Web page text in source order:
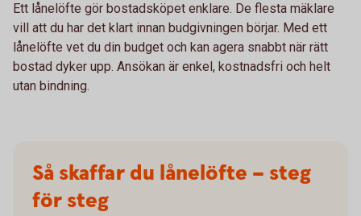
Ett lånelöfte gör bostadsköpet enklare. De flesta mäklare
vill att du har det klart innan budgivningen börjar. Med ett
lånelöfte vet du din budget och kan agera snabbt när rätt
bostad dyker upp. Ansökan är enkel, kostnadsfri och helt
utan bindning.
Så skaffar du lånelöfte – steg
för steg